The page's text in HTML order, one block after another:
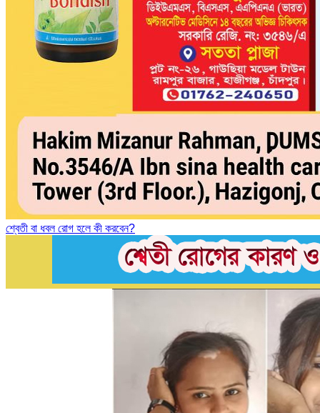
শ্বেতী বা ধবল রোগ হলে কী করবেন?